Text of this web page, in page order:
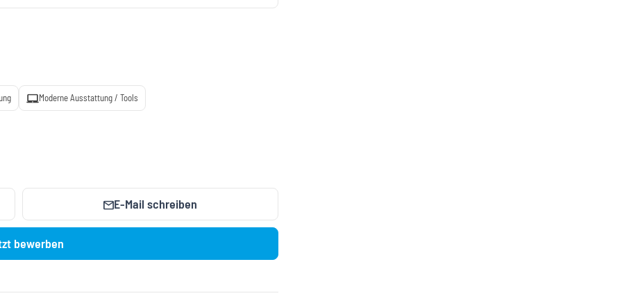
laptop_macModerne Ausstattung / Tools
mailE-Mail schreiben
bewerben